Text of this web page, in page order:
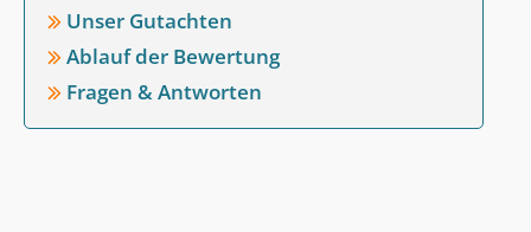
Unser Gutachten
Ablauf der Bewertung
Fragen & Antworten